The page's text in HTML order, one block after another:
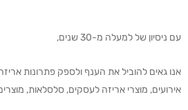
עם ניסיון של למעלה מ-30 שנים,
אנו גאים להוביל את הענף ולספק פתרונות
אירועים, מוצרי אריזה לעסקים, סלסלאות,